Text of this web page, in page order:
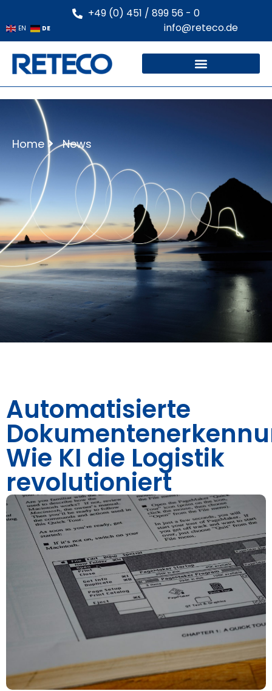
+49 (0) 451 / 899 56 - 0
EN DE info@reteco.de
Home News
Automatisierte
Wie KI die Logistik
revolutioniert